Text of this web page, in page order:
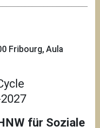
Fribourg, Aula
für Soziale